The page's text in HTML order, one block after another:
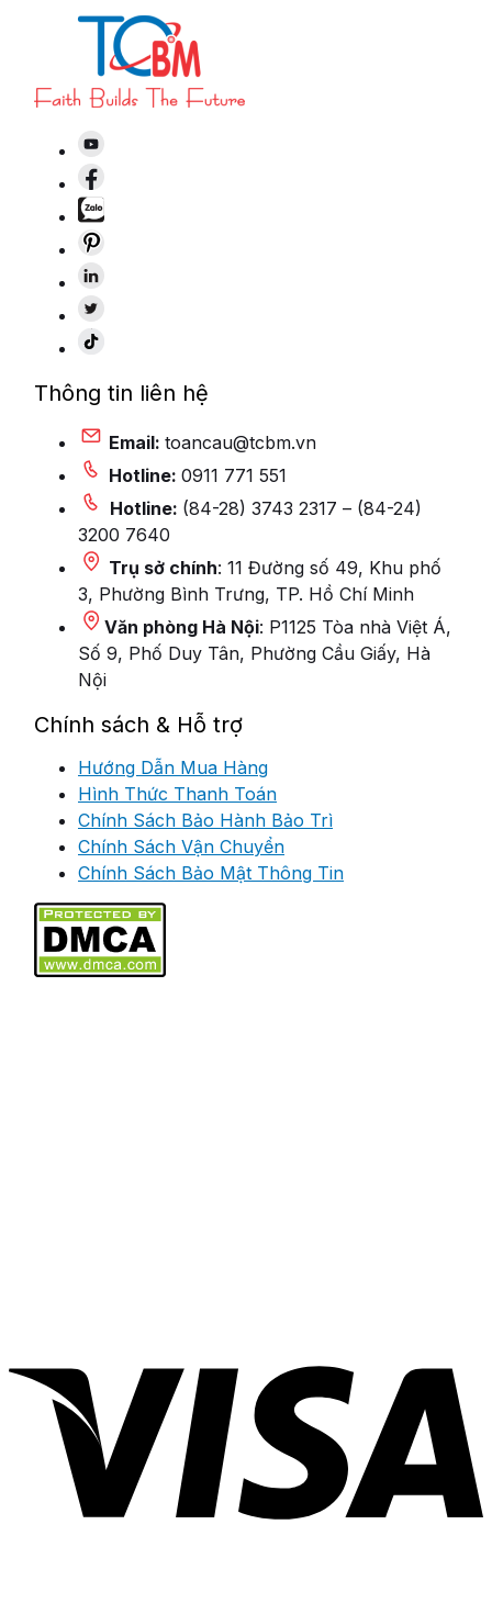
Thông tin liên hệ
Email: toancau@tcbm.vn
Hotline: 0911 771 551
Hotline: (84-28) 3743 2317 – (84-24)
3200 7640
Trụ sở chính: 11 Đường số 49, Khu phố
3, Phường Bình Trưng, TP. Hồ Chí Minh
Văn phòng Hà Nội: P1125 Tòa nhà Việt Á,
Số 9, Phố Duy Tân, Phường Cầu Giấy, Hà
Nội
Chính sách & Hỗ trợ
Hướng Dẫn Mua Hàng
Hình Thức Thanh Toán
Chính Sách Bảo Hành Bảo Trì
Chính Sách Vận Chuyển
Chính Sách Bảo Mật Thông Tin